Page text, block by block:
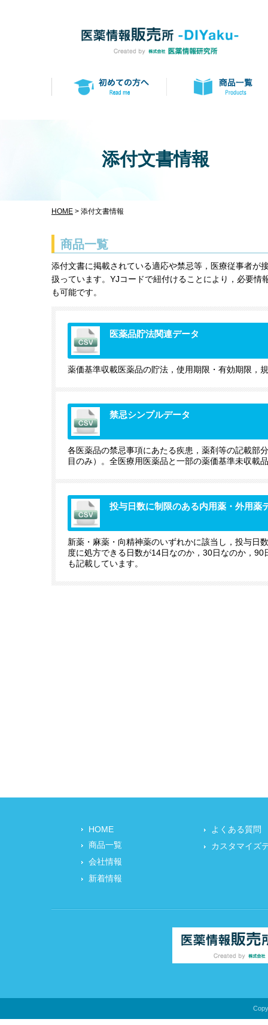
添付文書情報
HOME > 添付文書情報
商品一覧
添付文書に掲載されている適応や禁忌等，医療従事者が
扱っています。YJコードで紐付けることにより，必要
も可能です。
医薬品貯法関連データ
薬価基準収載医薬品の貯法，使用期限・有効期限，
禁忌シンプルデータ
各医薬品の禁忌事項にあたる疾患，薬剤等の記載部
目のみ）。全医療用医薬品と一部の薬価基準未収載
投与日数に制限のある内用薬・外用薬
新薬・麻薬・向精神薬のいずれかに該当し，投与日
度に処方できる日数が14日なのか，30日なのか，
も記載しています。
HOME
商品一覧
会社情報
新着情報
よくある質問
カスタマイズ